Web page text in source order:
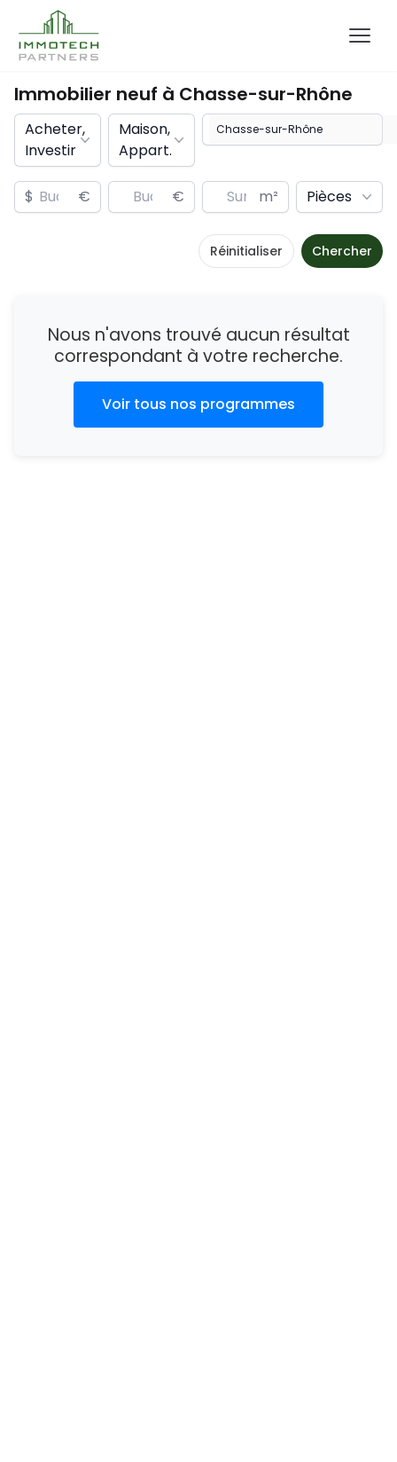
Immobilier neuf à Chasse-sur-Rhône
Acheter,
Investir
Maison,
Appart.
$ € € m² Pièces
Réinitialiser Chercher
Nous n'avons trouvé aucun résultat
correspondant à votre recherche.
Voir tous nos programmes